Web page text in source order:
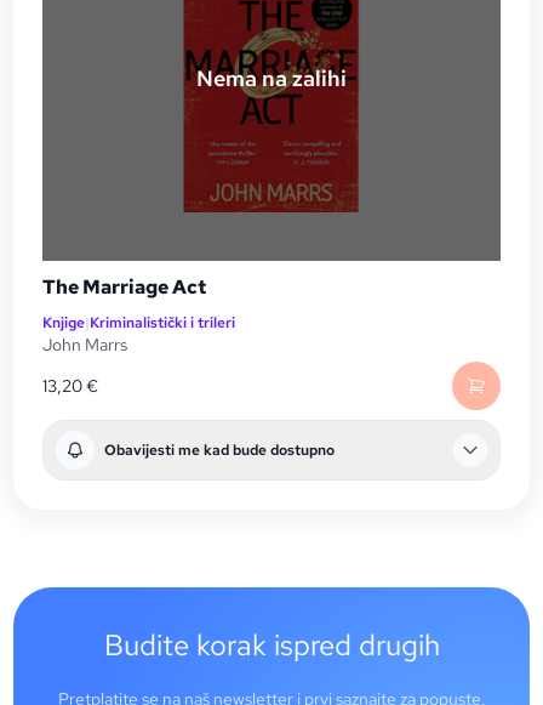
Nema na zalihi
The Marriage Act
Knjige|Kriminalistički i trileri
John Marrs
13,20€
Obavijesti me kad bude dostupno
Budite korak ispred drugih
Pretplatite se na naš newsletter i prvi saznajte za popuste,